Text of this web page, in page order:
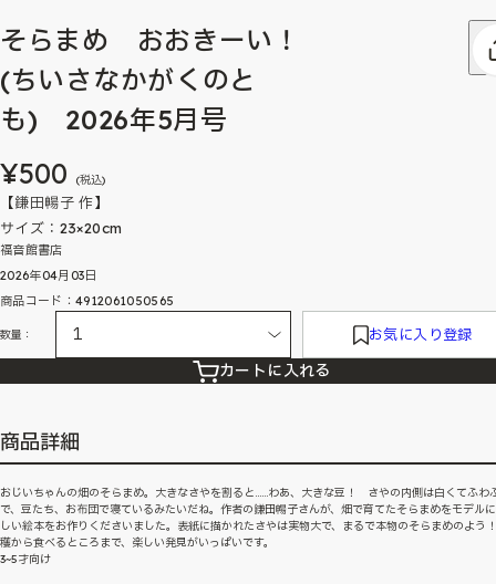
そらまめ おおきーい！
(ちいさなかがくのと
も) 2026年5月号
¥500 (税込)
【鎌田暢子 作】
サイズ：23×20cm
福音館書店
2026年04月03日
商品コード：4912061050565
数量： お気に入り登録
カートに入れる
商品詳細
おじいちゃんの畑のそらまめ。大きなさやを割ると……わあ、大きな豆！ さやの内側は白くてふわ
で、豆たち、お布団で寝ているみたいだね。作者の鎌田暢子さんが、畑で育てたそらまめをモデル
しい絵本をお作りくださいました。表紙に描かれたさやは実物大で、まるで本物のそらまめのよ
穫から食べるところまで、楽しい発見がいっぱいです。
3~5才向け